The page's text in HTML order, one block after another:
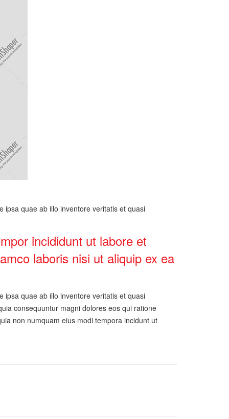
ipsa quae ab illo inventore veritatis et quasi
incididunt ut labore et
laboris nisi ut aliquip ex ea
ipsa quae ab illo inventore veritatis et quasi
consequuntur magni dolores eos qui ratione
non numquam eius modi tempora incidunt ut